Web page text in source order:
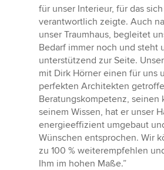
für unser Interieur, für das
verantwortlich zeigte. Auch
unser Traumhaus, begleitet
Bedarf immer noch und steht
unterstützend zur Seite.
mit Dirk Hörner einen für uns
perfekten Architekten
Beratungskompetenz, seinen
seinem Wissen, hat er unser
energieeffizient umgebaut
Wünschen entsprochen. Wir
zu 100 % weiterempfehlen
Ihm im hohen Maße.”